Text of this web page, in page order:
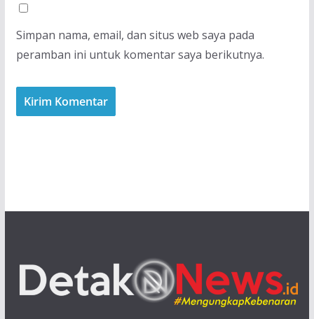
Simpan nama, email, dan situs web saya pada
peramban ini untuk komentar saya berikutnya.